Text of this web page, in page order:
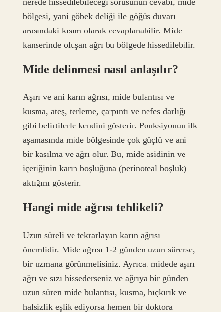
bölgesi, yani göbek deliği ile göğüs duvarı
arasındaki kısım olarak cevaplanabilir. Mide
kanserinde oluşan ağrı bu bölgede hissedilebilir.
Mide delinmesi nasıl anlaşılır?
Aşırı ve ani karın ağrısı, mide bulantısı ve
kusma, ateş, terleme, çarpıntı ve nefes darlığı
gibi belirtilerle kendini gösterir. Ponksiyonun ilk
aşamasında mide bölgesinde çok güçlü ve ani
bir kasılma ve ağrı olur. Bu, mide asidinin ve
içeriğinin karın boşluğuna (perinoteal boşluk)
aktığını gösterir.
Hangi mide ağrısı tehlikeli?
Uzun süreli ve tekrarlayan karın ağrısı
önemlidir. Mide ağrısı 1-2 günden uzun sürerse,
bir uzmana görünmelisiniz. Ayrıca, midede aşırı
ağrı ve sızı hissederseniz ve ağrıya bir günden
uzun süren mide bulantısı, kusma, hıçkırık ve
halsizlik eşlik ediyorsa hemen bir doktora